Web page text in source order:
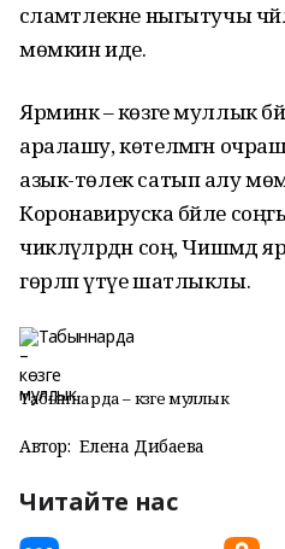
сәламәтлекне ныгытучы
мөмкин иде.
Ярминкә – көзге муллык
аралашу, көтелмәгән
азык-төлек сатып алу
Коронавируска бәйле
чикләүләрдән соң, Чишмәдә
гөрләп үтүе шатлыклы.
Табыннарда – көзге муллык
Автор: Елена Дибаева
Читайте нас